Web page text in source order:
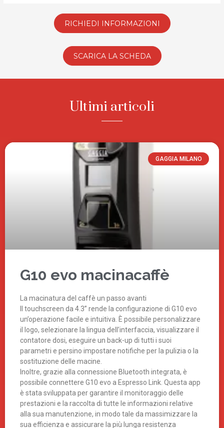
RICHIEDI INFORMAZIONI
SCARICA LA SCHEDA
Ultimi articoli
GAGGIA MILANO
G10 evo macinacaffè
La macinatura del caffè un passo avanti
Il touchscreen da 4.3’’ rende la configurazione di G10 evo
un’operazione facile e intuitiva. È possibile personalizzare
il logo, selezionare la lingua dell’interfaccia, visualizzare il
contatore dosi, eseguire un back-up di tutti i suoi
parametri e persino impostare notifiche per la pulizia o la
sostituzione delle macine.
Inoltre, grazie alla connessione Bluetooth integrata, è
possibile connettere G10 evo a Espresso Link. Questa app
è stata sviluppata per garantire il monitoraggio delle
prestazioni e la raccolta di tutte le informazioni relative
alla sua manutenzione, in modo tale da massimizzare la
sua efficienza e assicurare la più lunga resistenza